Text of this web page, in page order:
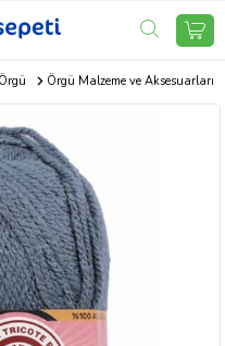
Örgü Malzeme ve Aksesuarları